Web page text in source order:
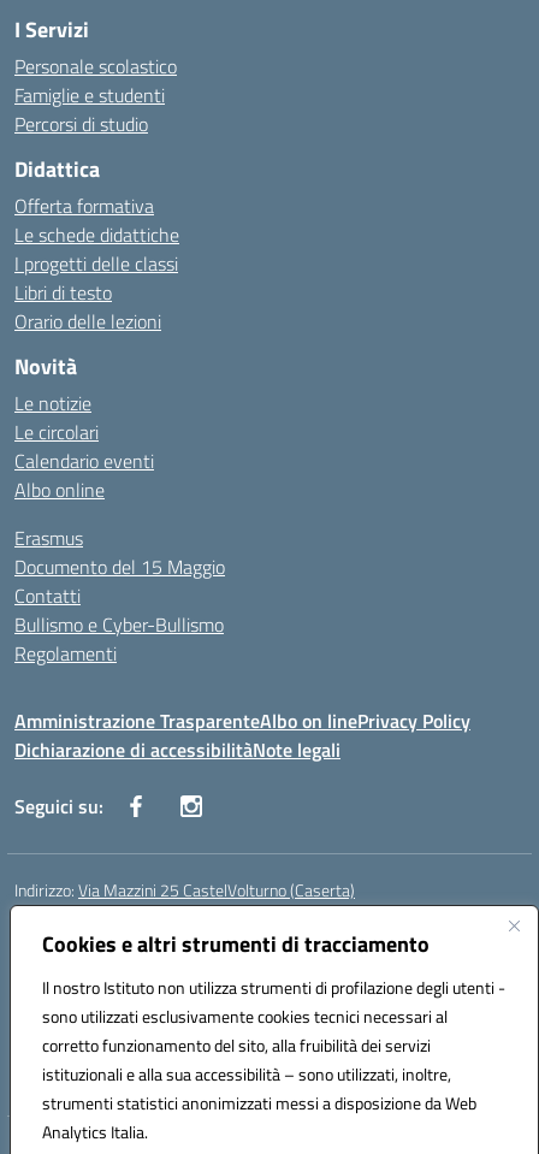
Cookies e altri strumenti di tracciamento
Il nostro Istituto non utilizza strumenti di profilazione degli utenti -
sono utilizzati esclusivamente cookies tecnici necessari al
corretto funzionamento del sito, alla fruibilità dei servizi
istituzionali e alla sua accessibilità – sono utilizzati, inoltre,
strumenti statistici anonimizzati messi a disposizione da Web
Analytics Italia.
I Servizi
Personale scolastico
Famiglie e studenti
Percorsi di studio
Didattica
Offerta formativa
Le schede didattiche
I progetti delle classi
Libri di testo
Orario delle lezioni
Novità
Le notizie
Le circolari
Calendario eventi
Albo online
Erasmus
Documento del 15 Maggio
Contatti
Bullismo e Cyber-Bullismo
Regolamenti
Amministrazione TrasparenteAlbo on linePrivacy Policy
Dichiarazione di accessibilitàNote legali
Seguici su:
Indirizzo:Via Mazzini 25 CastelVolturno (Caserta)
Centralino:
Posta elettronica certificata (PEC):ceis014005@pec.istruzione.it
Codice fiscale: 93063510619
Codice meccanografico:CEIS014005
Codice Indice delle Pubbliche Amministrazioni (IPA): istsc_ceis014005
Codice unico di fatturazione (CUF): UOU8EW